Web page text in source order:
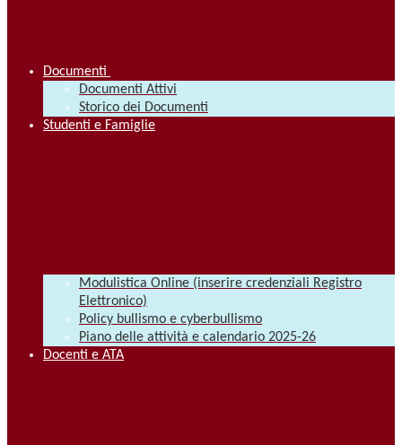
Documenti
Documenti Attivi
Storico dei Documenti
Studenti e Famiglie
Modulistica Online (inserire credenziali Registro
Elettronico)
Policy bullismo e cyberbullismo
Piano delle attività e calendario 2025-26
Docenti e ATA